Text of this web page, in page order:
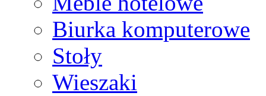
Biurka komputerowe
Stoły
Wieszaki